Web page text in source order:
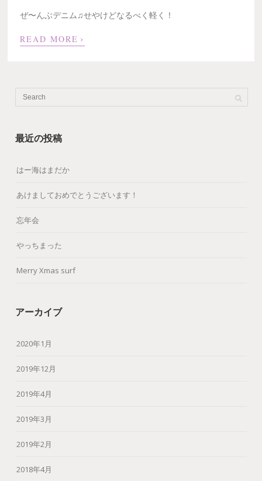
ぜ〜んぶデニム♫せやけどなるべく軽く！
READ MORE ›
最近の投稿
はー海はまだか
あけましておめでとうございます！
忘年会
やっちまった
Merry Xmas surf
アーカイブ
2020年1月
2019年12月
2019年4月
2019年3月
2019年2月
2018年4月